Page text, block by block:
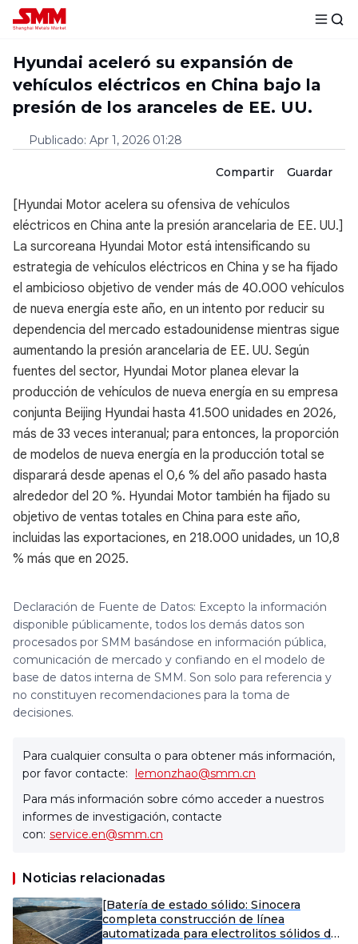
Hyundai aceleró su expansión de
vehículos eléctricos en China bajo la
presión de los aranceles de EE. UU.
Publicado: Apr 1, 2026 01:28
Compartir Guardar
[Hyundai Motor acelera su ofensiva de vehículos
eléctricos en China ante la presión arancelaria de EE. UU.]
La surcoreana Hyundai Motor está intensificando su
estrategia de vehículos eléctricos en China y se ha fijado
el ambicioso objetivo de vender más de 40.000 vehículos
de nueva energía este año, en un intento por reducir su
dependencia del mercado estadounidense mientras sigue
aumentando la presión arancelaria de EE. UU. Según
fuentes del sector, Hyundai Motor planea elevar la
producción de vehículos de nueva energía en su empresa
conjunta Beijing Hyundai hasta 41.500 unidades en 2026,
más de 33 veces interanual; para entonces, la proporción
de modelos de nueva energía en la producción total se
disparará desde apenas el 0,6 % del año pasado hasta
alrededor del 20 %. Hyundai Motor también ha fijado su
objetivo de ventas totales en China para este año,
incluidas las exportaciones, en 218.000 unidades, un 10,8
% más que en 2025.
Declaración de Fuente de Datos: Excepto la información
disponible públicamente, todos los demás datos son
procesados por SMM basándose en información pública,
comunicación de mercado y confiando en el modelo de
base de datos interna de SMM. Son solo para referencia y
no constituyen recomendaciones para la toma de
decisiones.
Para cualquier consulta o para obtener más información,
por favor contacte: lemonzhao@smm.cn
Para más información sobre cómo acceder a nuestros
informes de investigación, contacte
con: service.en@smm.cn
Noticias relacionadas
[Batería de estado sólido: Sinocera
completa construcción de línea
automatizada para electrolitos sólidos de